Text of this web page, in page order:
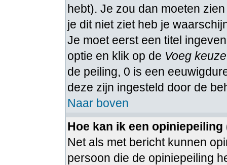
hebt). Je zou dan moeten
je dit niet ziet heb je
Je moet eerst een titel
optie en klik op de Voeg
de peiling, 0 is een
deze zijn ingesteld door de
Naar boven
Hoe kan ik een
Net als met bericht kunnen
persoon die de opiniepeiling